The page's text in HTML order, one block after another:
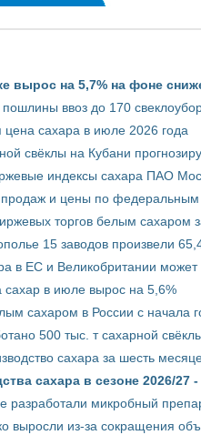
вырос на 5,7% на фоне
ввоз до 170
цена сахара в июле 2026 года
свёклы на Кубани
индексы сахара ПАО
и цены по федеральным
торгов белым сахаром
15 заводов произвели
в ЕС и Великобритании
в июле вырос на 5,6%
сахаром в России с начала
500 тыс. т сахарной
сахара за шесть
сахара в сезоне 2026/
разработали микробный
выросли из-за сокращения